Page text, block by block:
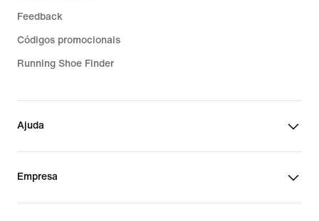
Feedback
Códigos promocionais
Running Shoe Finder
Ajuda
Empresa